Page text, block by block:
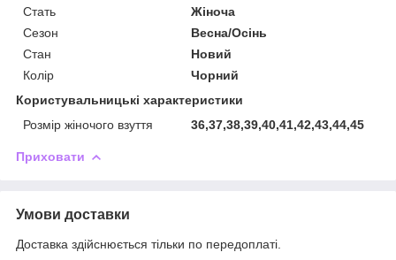
Стать
Жіноча
Сезон
Весна/Осінь
Стан
Новий
Колір
Чорний
Користувальницькі характеристики
Розмір жіночого взуття
36,37,38,39,40,41,42,43,44,45
Приховати
Умови доставки
Доставка здійснюється тільки по передоплаті.